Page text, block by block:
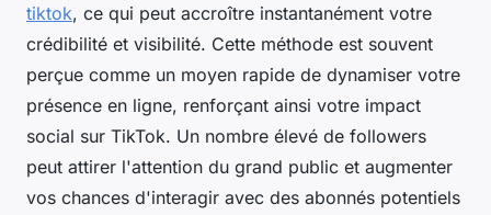
tiktok, ce qui peut accroître instantanément votre
crédibilité et visibilité. Cette méthode est souvent
perçue comme un moyen rapide de dynamiser votre
présence en ligne, renforçant ainsi votre impact
social sur TikTok. Un nombre élevé de followers
peut attirer l'attention du grand public et augmenter
vos chances d'interagir avec des abonnés potentiels